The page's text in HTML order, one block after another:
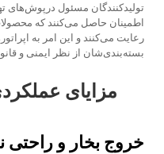
تولیدکنندگان مسئول درپوش‌های
اطمینان حاصل می‌کنند که
رعایت می‌کنند و این امر به
بسته‌بندی‌شان از نظر ایمنی و
مزایای
خروج بخار و راحتی